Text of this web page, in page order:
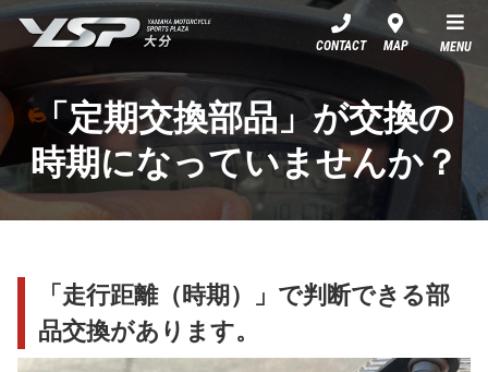
CONTACT MAP MENU
「定期交換部品」が交換の
時期になっていませんか？
「走行距離（時期）」で判断できる部
品交換があります。